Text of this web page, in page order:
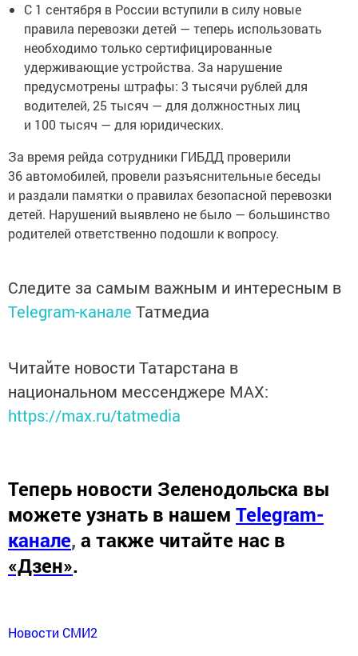
С 1 сентября в России вступили в силу новые
правила перевозки детей — теперь использовать
необходимо только сертифицированные
удерживающие устройства. За нарушение
предусмотрены штрафы: 3 тысячи рублей для
водителей, 25 тысяч — для должностных лиц
и 100 тысяч — для юридических.
За время рейда сотрудники ГИБДД проверили
36 автомобилей, провели разъяснительные беседы
и раздали памятки о правилах безопасной перевозки
детей. Нарушений выявлено не было — большинство
родителей ответственно подошли к вопросу.
Следите за самым важным и интересным в
Telegram-канале Татмедиа
Читайте новости Татарстана в
национальном мессенджере MАХ:
https://max.ru/tatmedia
Теперь новости Зеленодольска вы
можете узнать в нашем Telegram-
канале, а также читайте нас в
«Дзен».
Новости СМИ2